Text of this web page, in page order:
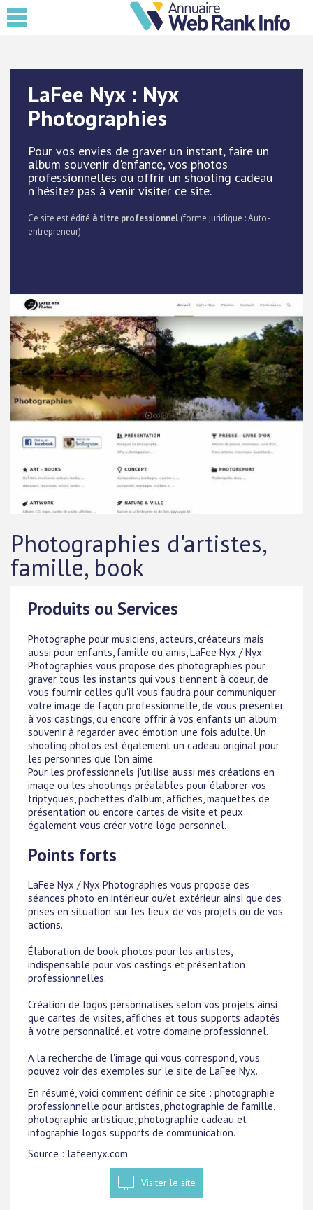
LaFee Nyx : Nyx
Photographies
Pour vos envies de graver un instant, faire un
album souvenir d'enfance, vos photos
professionnelles ou offrir un shooting cadeau
n'hésitez pas à venir visiter ce site.
Ce site est édité à titre professionnel (forme juridique : Auto-
entrepreneur).
Photographies d'artistes,
famille, book
Produits ou Services
Photographe pour musiciens, acteurs, créateurs mais
aussi pour enfants, famille ou amis, LaFee Nyx / Nyx
Photographies vous propose des photographies pour
graver tous les instants qui vous tiennent à coeur, de
vous fournir celles qu'il vous faudra pour communiquer
votre image de façon professionnelle, de vous présenter
à vos castings, ou encore offrir à vos enfants un album
souvenir à regarder avec émotion une fois adulte. Un
shooting photos est également un cadeau original pour
les personnes que l'on aime.
Pour les professionnels j'utilise aussi mes créations en
image ou les shootings préalables pour élaborer vos
triptyques, pochettes d'album, affiches, maquettes de
présentation ou encore cartes de visite et peux
également vous créer votre logo personnel.
Points forts
LaFee Nyx / Nyx Photographies vous propose des
séances photo en intérieur ou/et extérieur ainsi que des
prises en situation sur les lieux de vos projets ou de vos
actions.
Élaboration de book photos pour les artistes,
indispensable pour vos castings et présentation
professionnelles.
Création de logos personnalisés selon vos projets ainsi
que cartes de visites, affiches et tous supports adaptés
à votre personnalité, et votre domaine professionnel.
A la recherche de l'image qui vous correspond, vous
pouvez voir des exemples sur le site de LaFee Nyx.
En résumé, voici comment définir ce site : photographie
professionnelle pour artistes, photographie de famille,
photographie artistique, photographie cadeau et
infographie logos supports de communication.
Source : lafeenyx.com
Visiter le site